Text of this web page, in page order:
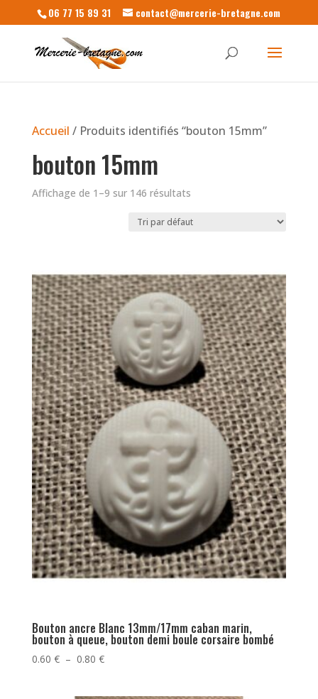
06 77 15 89 31 contact@mercerie-bretagne.com
Accueil / Produits identifiés “bouton 15mm”
bouton 15mm
Affichage de 1–9 sur 146 résultats
Bouton ancre Blanc 13mm/17mm caban marin,
bouton à queue, bouton demi boule corsaire bombé
0.60 € – 0.80 €Plage